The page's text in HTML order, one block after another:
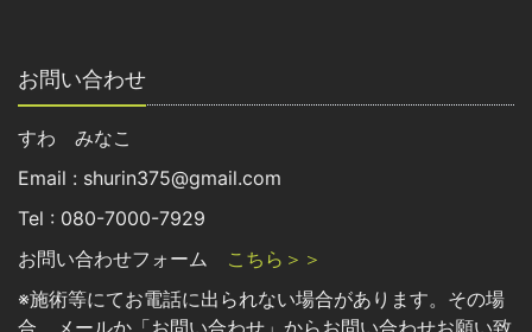
お問い合わせ
すわ みなこ
Email : shurin375@gmail.com
Tel : 080-7000-7929
お問い合わせフォーム こちら＞＞
※施術等にてお電話に出られない場合があります。その場
合、メールか「お問い合わせ」からお問い合わせお願い致